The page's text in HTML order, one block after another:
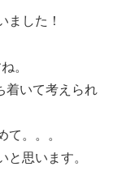
ました！
。
着いて考えられ
て。。。
と思います。